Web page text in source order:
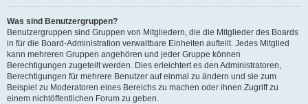
Was sind Benutzergruppen?
Benutzergruppen sind Gruppen von Mitgliedern, die die Mitglieder des Boards
in für die Board-Administration verwaltbare Einheiten aufteilt. Jedes Mitglied
kann mehreren Gruppen angehören und jeder Gruppe können
Berechtigungen zugeteilt werden. Dies erleichtert es den Administratoren,
Berechtigungen für mehrere Benutzer auf einmal zu ändern und sie zum
Beispiel zu Moderatoren eines Bereichs zu machen oder ihnen Zugriff zu
einem nichtöffentlichen Forum zu geben.